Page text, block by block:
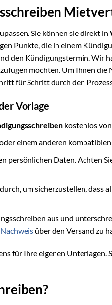
Sie können sie direkt in
Punkte, die in einem
den Kündigungstermin. Wir
möchten. Um Ihnen die
für Schritt durch den
Vorlage
kostenlos
oder einem anderen
persönlichen Daten. Achten
um sicherzustellen, dass
aus und
Nachweisüber den Versand zu
für Ihre eigenen Unterlagen.